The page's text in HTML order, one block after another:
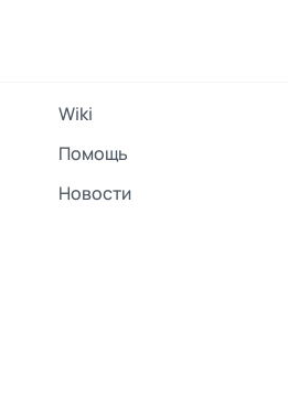
Wiki
Помощь
Новости